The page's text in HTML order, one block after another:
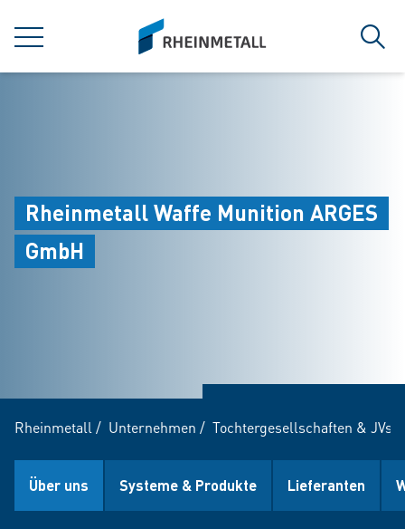
MENÜ
siteLogo
Rheinmetall Waffe Munition ARGES
GmbH
Rheinmetall / Unternehmen / Tochtergesellschaften & JVs
Über uns Systeme & Produkte Lieferanten